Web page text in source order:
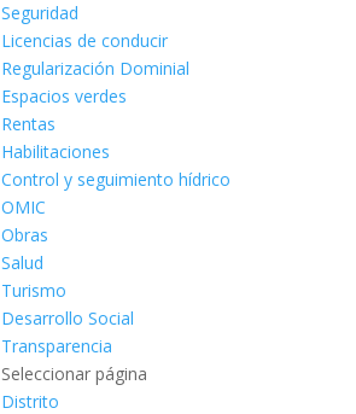
Seguridad
Licencias de conducir
Regularización Dominial
Espacios verdes
Rentas
Habilitaciones
Control y seguimiento hídrico
OMIC
Obras
Salud
Turismo
Desarrollo Social
Transparencia
Seleccionar página
Distrito